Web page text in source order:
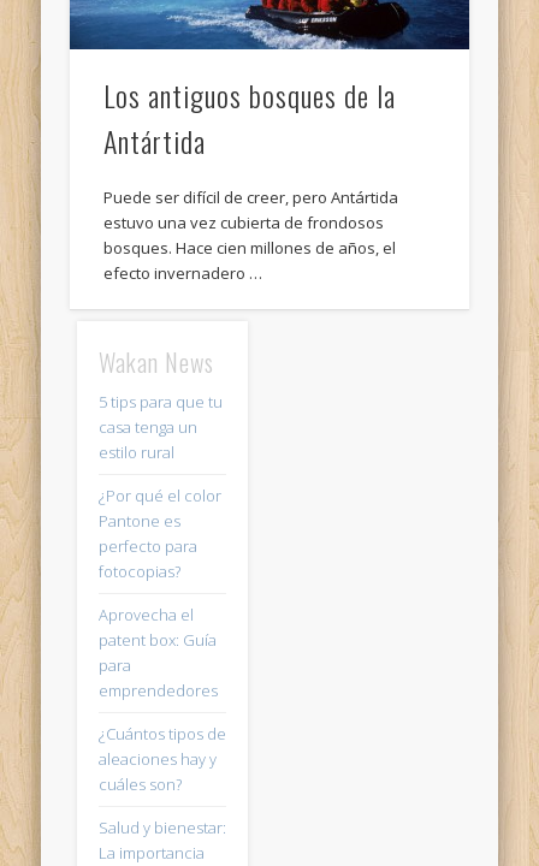
Los antiguos bosques de la
Antártida
Puede ser difícil de creer, pero Antártida
estuvo una vez cubierta de frondosos
bosques. Hace cien millones de años, el
efecto invernadero …
Wakan News
5 tips para que tu
casa tenga un
estilo rural
¿Por qué el color
Pantone es
perfecto para
fotocopias?
Aprovecha el
patent box: Guía
para
emprendedores
¿Cuántos tipos de
aleaciones hay y
cuáles son?
Salud y bienestar:
La importancia